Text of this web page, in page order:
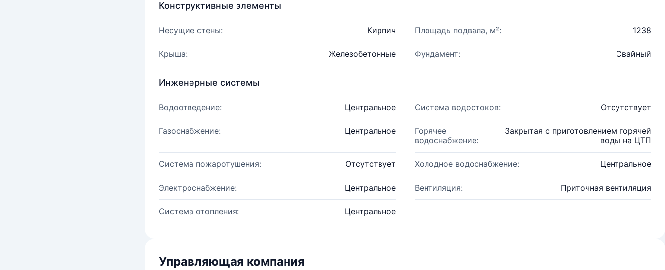
Конструктивные элементы
Несущие стены: Кирпич Площадь подвала, м²: 1238
Крыша: Железобетонные Фундамент: Свайный
Инженерные системы
Водоотведение: Центральное Система водостоков: Отсутствует
Газоснабжение: Центральное
Горячее
водоснабжение:
Закрытая с приготовлением горячей
воды на ЦТП
Система пожаротушения: Отсутствует Холодное водоснабжение: Центральное
Электроснабжение: Центральное Вентиляция: Приточная вентиляция
Система отопления: Центральное
Управляющая компания